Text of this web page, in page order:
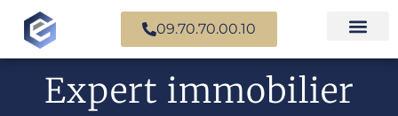
09.70.70.00.10
Expert immobilier